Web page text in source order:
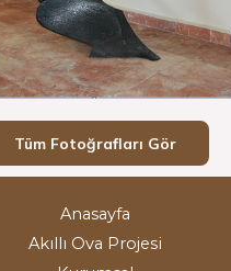
Tüm Fotoğrafları Gör
Anasayfa
Akıllı Ova Projesi